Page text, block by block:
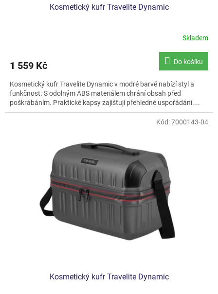
Kosmetický kufr Travelite Dynamic
je
z
5
hvězdiček.
Skladem
1 559 Kč Do košíku
Kosmetický kufr Travelite Dynamic v modré barvě nabízí styl a
funkčnost. S odolným ABS materiálem chrání obsah před
poškrábáním. Praktické kapsy zajišťují přehledné uspořádání....
Kosmetický kufr Travelite Dynamic
Kód:7000143-04